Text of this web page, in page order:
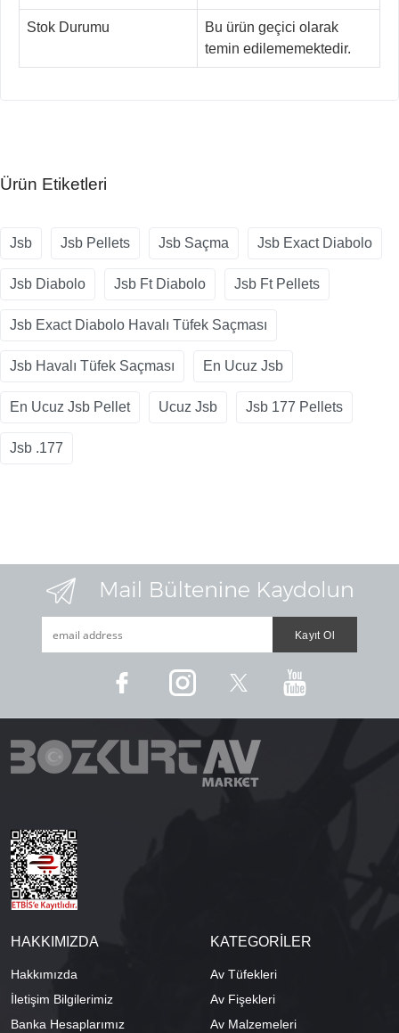
Stok Durumu
Bu ürün geçici olarak
temin edilememektedir.
Ürün Etiketleri
Jsb Jsb Pellets Jsb Saçma Jsb Exact Diabolo
Jsb Diabolo Jsb Ft Diabolo Jsb Ft Pellets
Jsb Exact Diabolo Havalı Tüfek Saçması
Jsb Havalı Tüfek Saçması En Ucuz Jsb
En Ucuz Jsb Pellet Ucuz Jsb Jsb 177 Pellets
Jsb .177
HAKKIMIZDA
Hakkımızda
İletişim Bilgilerimiz
Banka Hesaplarımız
KATEGORİLER
Av Tüfekleri
Av Fişekleri
Av Malzemeleri